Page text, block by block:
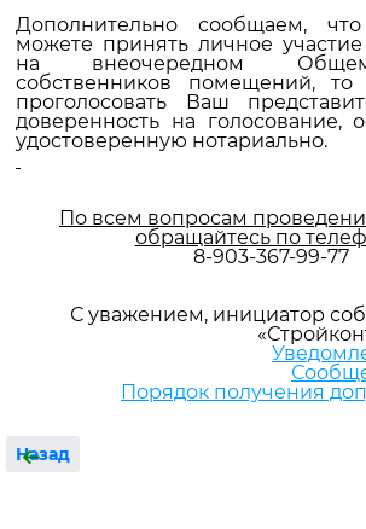
Дополнительно сообщаем,
можете принять личное
на внеочередном
собственников помещений,
проголосовать Ваш
доверенность на голосование,
удостоверенную нотариально.
По всем вопросам
обращайтесь по
8-903-367-99-77
С уважением, инициатор
Порядок получения
Назад